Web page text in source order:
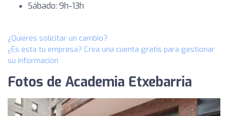
Sábado: 9h-13h
¿Quieres solicitar un cambio?
¿Es esta tu empresa? Crea una cuenta gratis para gestionar
su información
Fotos de Academia Etxebarria